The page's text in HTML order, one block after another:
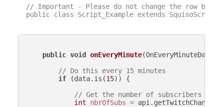
// Important - Please do not change the row
public class Script_Example extends SquisoScript
public void onEveryMinute
// Do this every 15 minutes
if (data.is(15)) {
// Get the number of subscribers
int
nbrOfSubs =